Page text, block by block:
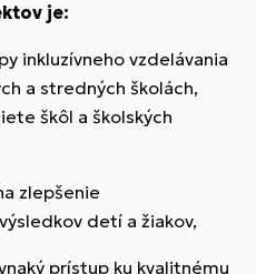
je:
inkluzívneho vzdelávania
a stredných školách,
škôl a školských
zlepšenie
detí a žiakov,
prístup ku kvalitnému